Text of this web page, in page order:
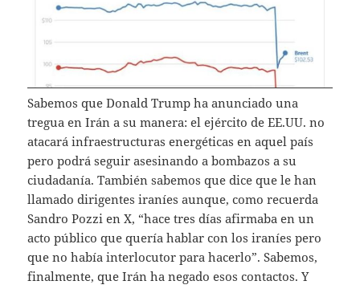
Sabemos que Donald Trump ha anunciado una
tregua en Irán a su manera: el ejército de EE.UU. no
atacará infraestructuras energéticas en aquel país
pero podrá seguir asesinando a bombazos a su
ciudadanía. También sabemos que dice que le han
llamado dirigentes iraníes aunque, como recuerda
Sandro Pozzi en X, “hace tres días afirmaba en un
acto público que quería hablar con los iraníes pero
que no había interlocutor para hacerlo”. Sabemos,
finalmente, que Irán ha negado esos contactos. Y